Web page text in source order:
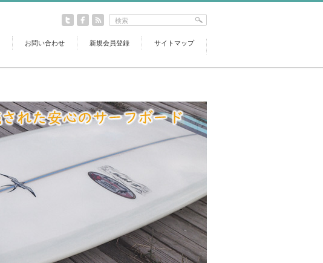
お問い合わせ 新規会員登録 サイトマップ